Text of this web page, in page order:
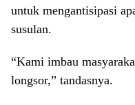
untuk mengantisipasi
susulan.
“Kami imbau
longsor,” tandasnya.